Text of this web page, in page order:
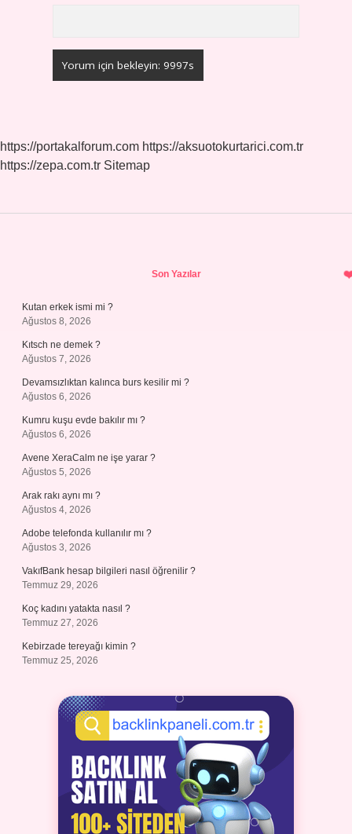
https://portakalforum.com https://aksuotokurtarici.com.tr
https://zepa.com.tr Sitemap
Son Yazılar
Kutan erkek ismi mi ?
Ağustos 8, 2026
Kıtsch ne demek ?
Ağustos 7, 2026
Devamsızlıktan kalınca burs kesilir mi ?
Ağustos 6, 2026
Kumru kuşu evde bakılır mı ?
Ağustos 6, 2026
Avene XeraCalm ne işe yarar ?
Ağustos 5, 2026
Arak rakı aynı mı ?
Ağustos 4, 2026
Adobe telefonda kullanılır mı ?
Ağustos 3, 2026
VakıfBank hesap bilgileri nasıl öğrenilir ?
Temmuz 29, 2026
Koç kadını yatakta nasıl ?
Temmuz 27, 2026
Kebirzade tereyağı kimin ?
Temmuz 25, 2026